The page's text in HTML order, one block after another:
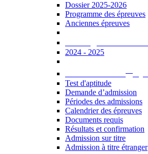
Dossier 2025-2026
Programme des épreuves
Anciennes épreuves
2024 - 2025
Test d'aptitude
Demande d’admission
Périodes des admissions
Calendrier des épreuves
Documents requis
Résultats et confirmation
Admission sur titre
Admission à titre étranger